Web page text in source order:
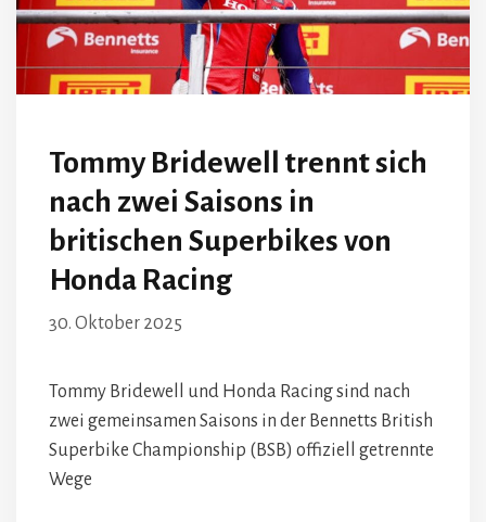
Tommy Bridewell trennt sich
nach zwei Saisons in
britischen Superbikes von
Honda Racing
30. Oktober 2025
Tommy Bridewell und Honda Racing sind nach
zwei gemeinsamen Saisons in der Bennetts British
Superbike Championship (BSB) offiziell getrennte
Wege